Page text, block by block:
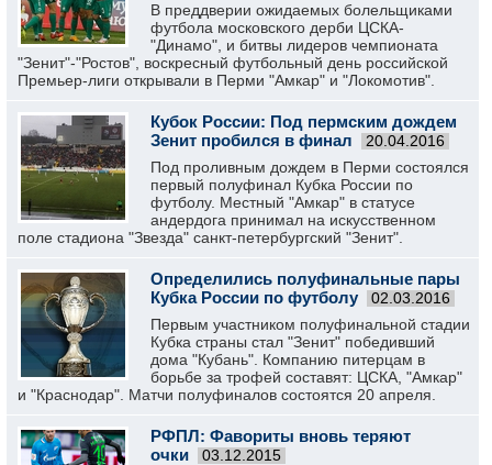
В преддверии ожидаемых болельщиками
футбола московского дерби ЦСКА-
"Динамо", и битвы лидеров чемпионата
"Зенит"-"Ростов", воскресный футбольный день российской
Премьер-лиги открывали в Перми "Амкар" и "Локомотив".
Кубок России: Под пермским дождем
Зенит пробился в финал
20.04.2016
Под проливным дождем в Перми состоялся
первый полуфинал Кубка России по
футболу. Местный "Амкар" в статусе
андердога принимал на искусственном
поле стадиона "Звезда" санкт-петербургский "Зенит".
Определились полуфинальные пары
Кубка России по футболу
02.03.2016
Первым участником полуфинальной стадии
Кубка страны стал "Зенит" победивший
дома "Кубань". Компанию питерцам в
борьбе за трофей составят: ЦСКА, "Амкар"
и "Краснодар". Матчи полуфиналов состоятся 20 апреля.
РФПЛ: Фавориты вновь теряют
очки
03.12.2015